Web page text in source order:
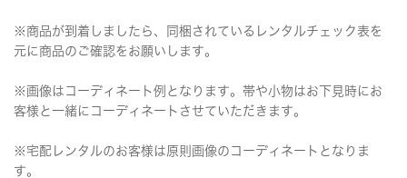
※商品が到着しましたら、同梱されているレンタルチェック表を
元に商品のご確認をお願いします。
※画像はコーディネート例となります。帯や小物はお下見時にお
客様と一緒にコーディネートさせていただきます。
※宅配レンタルのお客様は原則画像のコーディネートとなりま
す。